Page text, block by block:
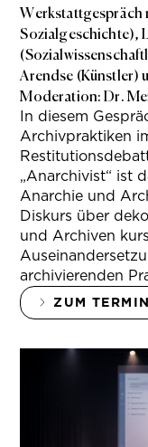
Werkstattgespräch
Sozialgeschichte),
Arendse (Künstler)
Moderation: Dr.
In diesem
Archivpraktiken
„Anarchivist“ ist
Anarchie und
Diskurs über
und Archiven
archivierenden
ZUM TERMIN